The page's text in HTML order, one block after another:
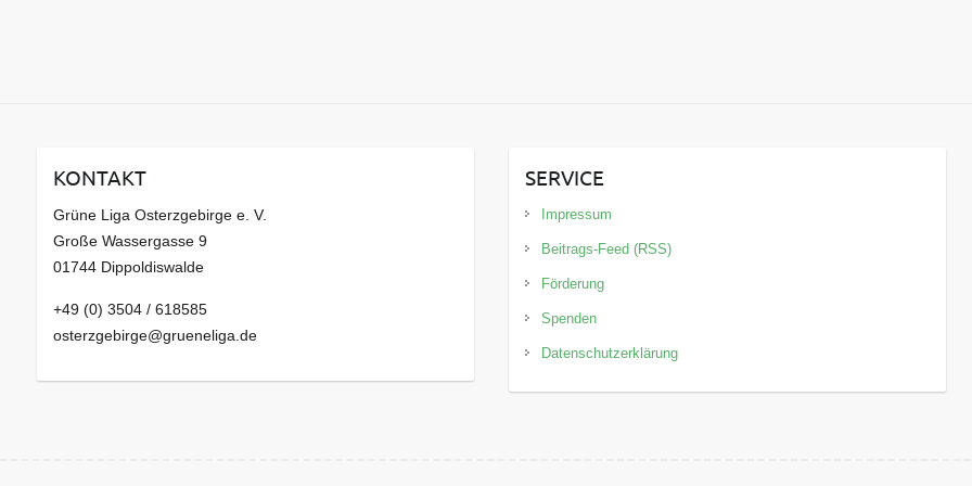
KONTAKT
Grüne Liga Osterzgebirge e. V.
Große Wassergasse 9
01744 Dippoldiswalde
+49 (0) 3504 / 618585
osterzgebirge@grueneliga.de
SERVICE
Impressum
Beitrags-Feed (RSS)
Förderung
Spenden
Datenschutzerklärung